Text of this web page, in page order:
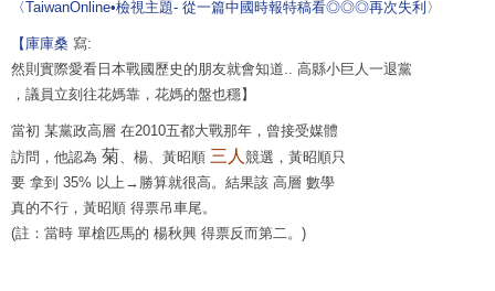
〈TaiwanOnline•檢視主題- 從一篇中國時報特稿看◎◎◎再次失利 〉
【庫庫桑 寫:
然則實際愛看日本戰國歷史的朋友就會知道.. 高縣小巨人一退黨
，議員立刻往花媽靠，花媽的盤也穩】
當初 某黨政高層 在2010五都大戰那年，曾接受媒體
訪問，他認為 菊 、楊、黃昭順 三人 競選，黃昭順只
要 拿到 35% 以上→勝算就很高。結果該 高層 數學
真的不行，黃昭順 得票吊車尾。
(註：當時 單槍匹馬的 楊秋興 得票反而第二。)